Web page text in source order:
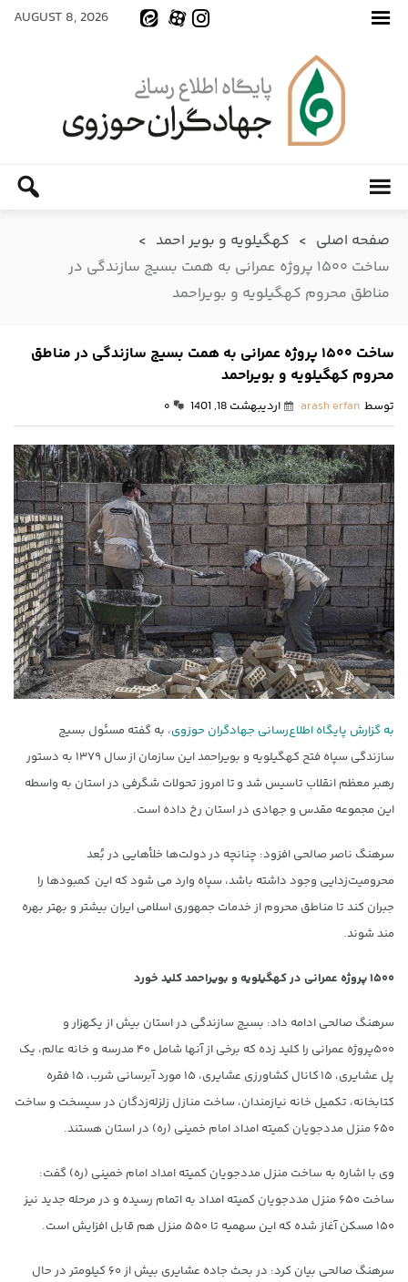
AUGUST 8, 2026
صفحه اصلی > کهگیلویه و بویر احمد >
ساخت ۱۵۰۰ پروژه عمرانی به همت بسیج سازندگی در
مناطق محروم کهگیلویه و بویراحمد
ساخت ۱۵۰۰ پروژه عمرانی به همت بسیج سازندگی در مناطق
محروم کهگیلویه و بویراحمد
توسط arash erfan اردیبهشت 18, 1401 ۰
به گزارش پایگاه اطلاع‌رسانی جهادگران حوزوی، به گفته مسئول بسیج
سازندگی سپاه فتح کهگیلویه و بویراحمد این سازمان از سال ۱۳۷۹ به دستور
رهبر معظم انقلاب تاسیس شد و تا امروز تحولات شگرفی در استان به واسطه
این مجموعه مقدس و جهادی در استان رخ داده است.
سرهنگ ناصر صالحی افزود: چنانچه در دولت‌ها خلأهایی در بُعد
محرومیت‌زدایی وجود داشته باشد، سپاه وارد می شود که این کمبودها را
جبران کند تا مناطق محروم از خدمات جمهوری اسلامی ایران بیشتر و بهتر بهره
مند شوند.
۱۵۰۰ پروژه عمرانی در کهگیلویه و بویراحمد کلید خورد
سرهنگ صالحی ادامه داد: بسیج سازندگی در استان بیش از یکهزار و
۵۰۰پروژه عمرانی را کلید زده که برخی از آنها شامل ۴۰ مدرسه و خانه عالم، یک
پل عشایری، ۱۵ کانال کشاورزی عشایری، ۱۵ مورد آبرسانی شرب، ۱۵ فقره
کتابخانه، تکمیل خانه نیازمندان، ساخت منازل زلزله‌زدگان در سیسخت و ساخت
۶۵۰ منزل مددجویان کمیته امداد امام خمینی (ره) در استان هستند.
وی با اشاره به ساخت منزل مددجویان کمیته امداد امام خمینی (ره) گفت:
ساخت ۶۵۰ منزل مددجویان کمیته امداد به اتمام رسیده و در مرحله جدید نیز
۱۵۰ مسکن آغاز شده که این سهمیه تا ۵۵۰ منزل هم قابل افزایش است.
سرهنگ صالحی بیان کرد: در بحث جاده عشایری بیش از ۶۰ کیلومتر در حال